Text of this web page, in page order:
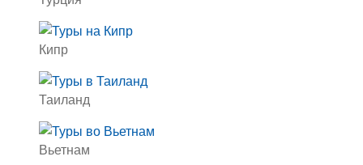
Кипр
Таиланд
Вьетнам